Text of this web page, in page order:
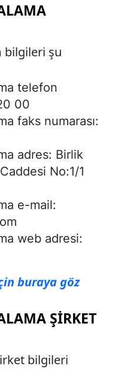
bilgileri şu
telefon
00
faks numarası:
adres: Birlik
No:1/1
e-mail:
web adresi:
buraya göz
ŞIRKET
bilgileri